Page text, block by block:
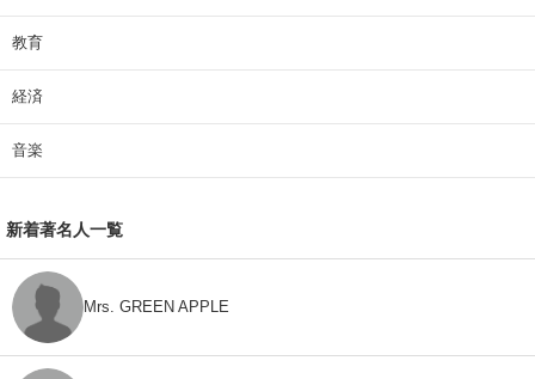
教育
経済
音楽
新着著名人一覧
Mrs. GREEN APPLE